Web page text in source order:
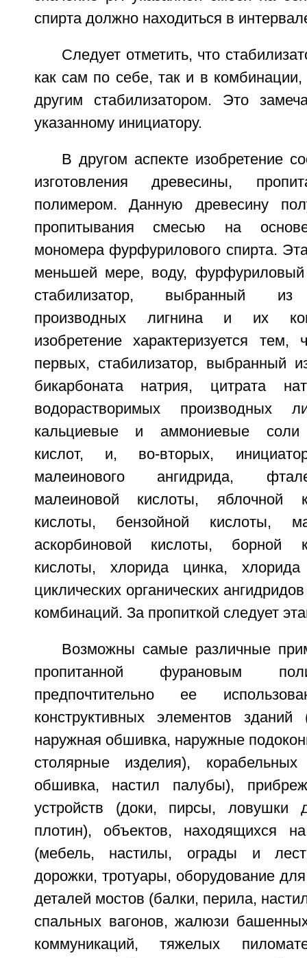
спирта должно находиться в
Следует отметить, что
как сам по себе, так и в
другим стабилизатором. Это
указанному инициатору.
В другом аспекте изобретение
изготовления древесины,
полимером. Данную древесину
пропитывания смесью на
мономера фурфурилового спирта.
меньшей мере, воду, фурфуриловый
стабилизатор, выбранный из
производных лигнина и их
изобретение характеризуется тем,
первых, стабилизатор, выбранный
бикарбоната натрия, цитрата
водорастворимых производных
кальциевые и аммониевые соли
кислот, и, во-вторых,
малеинового ангидрида,
малеиновой кислоты, яблочной
кислоты, бензойной кислоты,
аскорбиновой кислоты, борной
кислоты, хлорида цинка,
циклических органических
комбинаций. За пропиткой следует
Возможны самые различные
пропитанной фурановым
предпочтительно ее
конструктивных элементов зданий
наружная обшивка, наружные
столярные изделия),
обшивка, настил палубы),
устройств (доки, пирсы, ловушки
плотин), объектов, находящихся
(мебель, настилы, ограды и
дорожки, тротуары, оборудование
деталей мостов (балки, перила,
спальных вагонов, жалюзи
коммуникаций, тяжелых